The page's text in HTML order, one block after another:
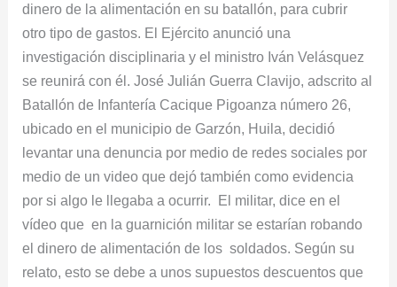
dinero de la alimentación en su batallón, para cubrir
otro tipo de gastos. El Ejército anunció una
investigación disciplinaria y el ministro Iván Velásquez
se reunirá con él. José Julián Guerra Clavijo, adscrito al
Batallón de Infantería Cacique Pigoanza número 26,
ubicado en el municipio de Garzón, Huila, decidió
levantar una denuncia por medio de redes sociales por
medio de un video que dejó también como evidencia
por si algo le llegaba a ocurrir. El militar, dice en el
vídeo que en la guarnición militar se estarían robando
el dinero de alimentación de los soldados. Según su
relato, esto se debe a unos supuestos descuentos que